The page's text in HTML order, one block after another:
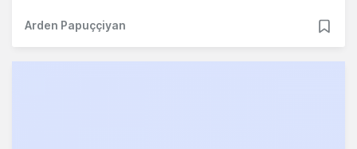
Arden Papuççiyan